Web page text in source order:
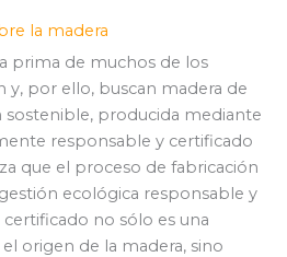
la madera
prima de muchos de los
y, por ello, buscan madera de
sostenible, producida mediante
responsable y certificado
que el proceso de fabricación
ecológica responsable y
no sólo es una
origen de la madera, sino